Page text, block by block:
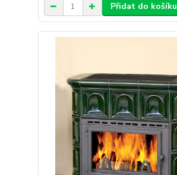
Přidat do košíku